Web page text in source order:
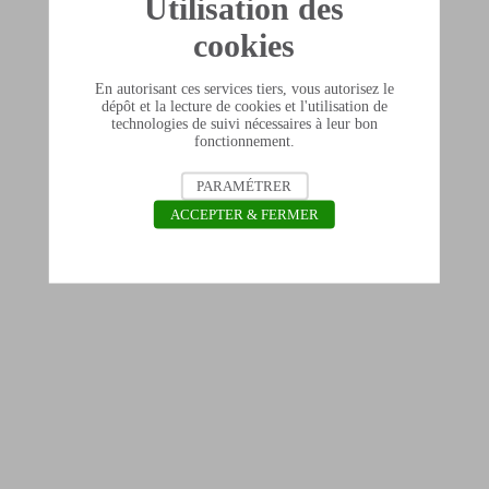
cookies
En autorisant ces services tiers, vous autorisez le
dépôt et la lecture de cookies et l'utilisation de
technologies de suivi nécessaires à leur bon
fonctionnement.
PARAMÉTRER
ACCEPTER & FERMER